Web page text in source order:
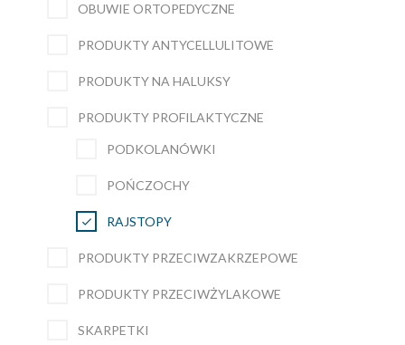
OBUWIE ORTOPEDYCZNE
PRODUKTY ANTYCELLULITOWE
PRODUKTY NA HALUKSY
PRODUKTY PROFILAKTYCZNE
PODKOLANÓWKI
POŃCZOCHY
RAJSTOPY
PRODUKTY PRZECIWZAKRZEPOWE
PRODUKTY PRZECIWŻYLAKOWE
SKARPETKI